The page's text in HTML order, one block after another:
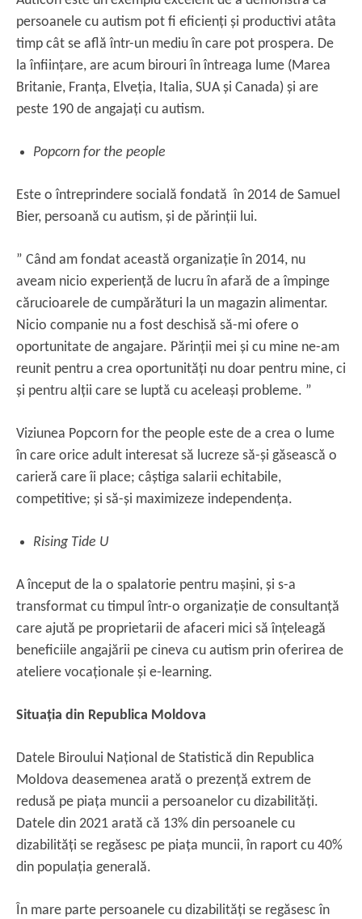
persoanele cu autism pot fi eficienți și productivi atâta
timp cât se află într-un mediu în care pot prospera. De
la înființare, are acum birouri în întreaga lume (Marea
Britanie, Franța, Elveția, Italia, SUA și Canada) și are
peste 190 de angajați cu autism.
Popcorn for the people
Este o întreprindere socială fondată în 2014 de Samuel
Bier, persoană cu autism, și de părinții lui.
” Când am fondat această organizație în 2014, nu
aveam nicio experiență de lucru în afară de a împinge
cărucioarele de cumpărături la un magazin alimentar.
Nicio companie nu a fost deschisă să-mi ofere o
oportunitate de angajare. Părinții mei și cu mine ne-am
reunit pentru a crea oportunități nu doar pentru mine, ci
și pentru alții care se luptă cu aceleași probleme. ”
Viziunea Popcorn for the people este de a crea o lume
în care orice adult interesat să lucreze să-și găsească o
carieră care îi place; câștiga salarii echitabile,
competitive; și să-și maximizeze independența.
Rising Tide U
A început de la o spalatorie pentru mașini, și s-a
transformat cu timpul într-o organizație de consultanță
care ajută pe proprietarii de afaceri mici să înțeleagă
beneficiile angajării pe cineva cu autism prin oferirea de
ateliere vocaționale și e-learning.
Situația din Republica Moldova
Datele Biroului Național de Statistică din Republica
Moldova deasemenea arată o prezență extrem de
redusă pe piața muncii a persoanelor cu dizabilități.
Datele din 2021 arată că 13% din persoanele cu
dizabilități se regăsesc pe piața muncii, în raport cu 40%
din populația generală.
În mare parte persoanele cu dizabilități se regăsesc în